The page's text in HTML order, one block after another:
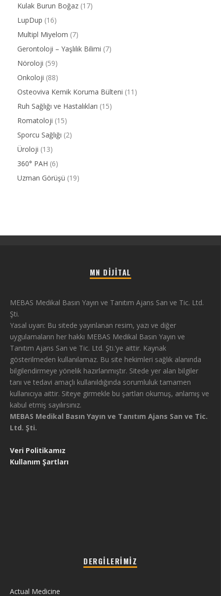
Kulak Burun Boğaz (17)
LupDup (16)
Multipl Miyelom (7)
Gerontoloji – Yaşlılık Bilimi (7)
Nöroloji (59)
Onkoloji (88)
Osteoviva Kemik Koruma Bülteni (11)
Ruh Sağlığı ve Hastalıkları (15)
Romatoloji (15)
Sporcu Sağlığı (2)
Üroloji (13)
360° PAH (6)
Uzman Görüşü (19)
MN DIJITAL
MEBAS Medikal Basın Yayın ve Tanıtım Ajans San ve Tic. Ltd.
Şti.
Yasal uyarı: Bu sitede yayınlanan resim, yazı ve diğer
uygulamaların her hakkı MEBAS Medikal Basın Yayın ve
Tanıtım Ajans San ve Tic. Ltd. Şti.’ye aittir. Kaynak
gösterilmeden kullanılamaz. Bu site hekimleri sağlık alanında
bilgilendirmeye yönelik hazırlanmıştır. Sitede yer alan bilgiler
tanı ve tedavi amaçlı kullanıldığında sorumluluk tamamen
kullanıcıya aittir. Siteye girmekle bu şartları okumuş, anlamış ve
kabul etmiş sayılırsınız.
MEBAS Medikal Basın Yayın ve Tanıtım Ajans San ve Tic.
Ltd. Şti.
Veri Politikamız
Kullanım Şartları
DERGILERIMIZ
Actual Medicine